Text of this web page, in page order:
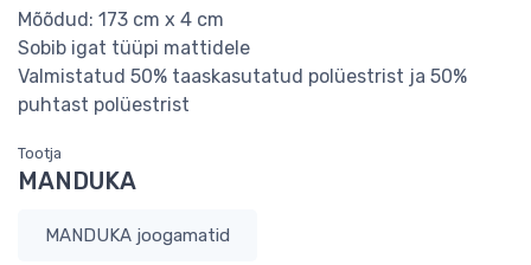
Mõõdud: 173 cm x 4 cm
Sobib igat tüüpi mattidele
Valmistatud 50% taaskasutatud polüestrist ja 50%
puhtast polüestrist
Tootja
MANDUKA
MANDUKA joogamatid